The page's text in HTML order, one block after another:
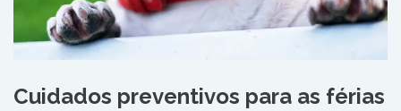
Cuidados preventivos para as férias